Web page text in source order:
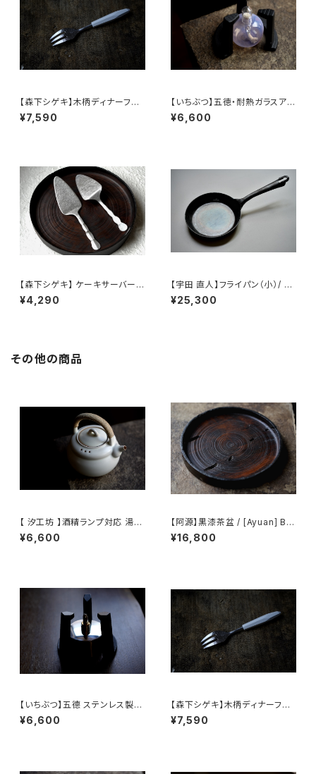
【森下シゲキ】木柄ディナーフォ
ーク /【Shigeki Morishita】w
ooden-handle dinner fork
¥7,590
【いちぶつ】五徳・耐熱ガラスアル
コールランプ 一式 /【 ichibutu
】Trivet & Heat-resistant Gl
¥6,600
【森下シゲキ】 ケーキサーバー /
【Shigeki Morishita】cake s
erver
¥4,290
【宇田 直人】フライパン（小）/ 【
Naoto Uda 】Frying pan（S）
¥25,300
その他の商品
【 汐工坊 】酒精ランプ対応 湯沸
かしケトル / 【 Tidal Atelier 】
Handled teapot
¥6,600
【阿源】黒漆茶盆 / [Ayuan] Bla
ck Lacquer Tea Tray
¥16,800
【いちぶつ】五德 ステンレス製ア
ルコールランプ /【 ichibutu 】T
rivet stainless steel alcoh
¥6,600
【森下シゲキ】木柄ディナーフォ
ーク /【Shigeki Morishita】w
ooden-handle dinner fork
¥7,590